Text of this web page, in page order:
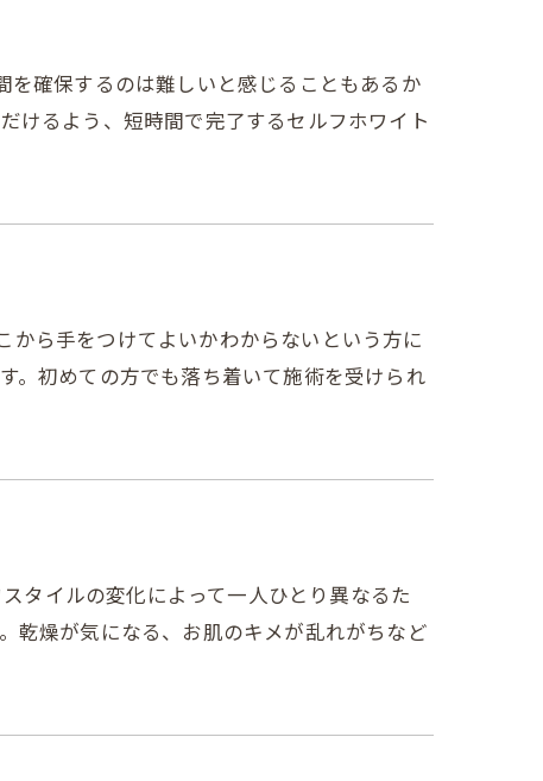
を確保するのは難しいと感じることもあるか
けるよう、短時間で完了するセルフホワイト
から手をつけてよいかわからないという方に
。初めての方でも落ち着いて施術を受けられ
タイルの変化によって一人ひとり異なるた
乾燥が気になる、お肌のキメが乱れがちなど